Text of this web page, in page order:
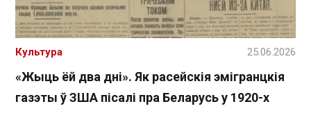
«Жыць ёй два дні». Як расейскія эмігранцкія
газэты ў ЗША пісалі пра Беларусь у 1920-х
Культура 25.06.2026